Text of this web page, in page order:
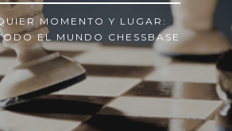
MOMENTO Y LUGAR:
EL MUNDO CHESSBASE